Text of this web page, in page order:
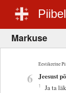
Markuse
Eestikeelne
6 Jeesust
1
Ja ta